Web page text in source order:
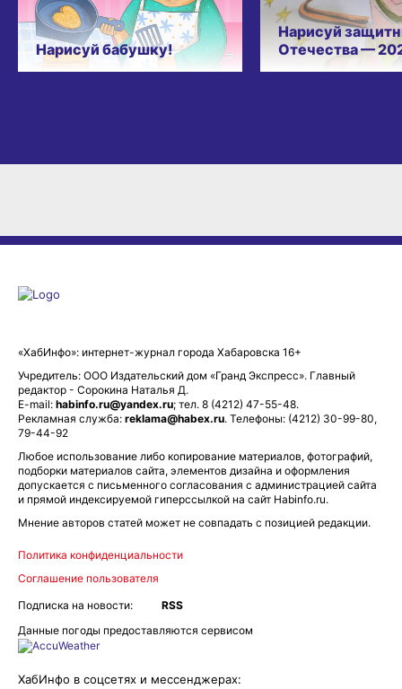
Нарисуй бабушку!
Нарисуй
Отечества —
«ХабИнфо»: интернет-журнал города Хабаровска 16+
Учредитель: ООО Издательский дом «Гранд Экспресс». Главный
редактор - Сорокина Наталья Д.
E-mail: habinfo.ru@yandex.ru; тел. 8 (4212) 47-55-48.
Рекламная служба: reklama@habex.ru. Телефоны: (4212) 30-99-80,
79-44-92
Любое использование либо копирование материалов, фотографий,
подборки материалов сайта, элементов дизайна и оформления
допускается с письменного согласования с администрацией сайта
и прямой индексируемой гиперссылкой на сайт Habinfo.ru.
Мнение авторов статей может не совпадать с позицией редакции.
Политика конфиденциальности
Соглашение пользователя
Подписка на новости:
RSS
Данные погоды предоставляются сервисом
ХабИнфо в соцсетях и мессенджерах: